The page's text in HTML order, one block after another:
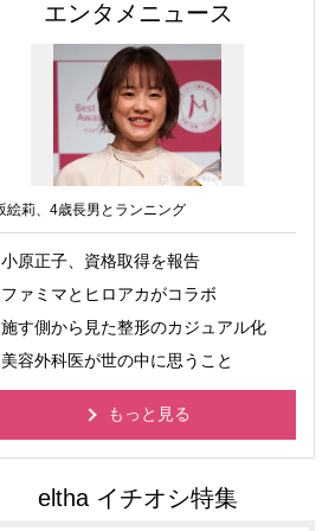
エンタメニュース
絵莉、4歳長男とランニング
小原正子、資格取得を報告
ファミマとヒロアカがコラボ
施す側から見た整形のカジュアル化
美容外科医が世の中に思うこと
もっと見る